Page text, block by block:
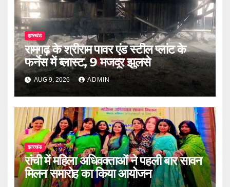
झारखंड
रामगढ़ के श्रीराम पावर एंड स्टील प्लांट के
फर्नेस में ब्लास्ट, 9 मजदूर झुलसे
AUG 9, 2026 ADMIN
झारखंड
रांची में महिला अधिवक्ताओं ने पहली बार सावन
मिलन समारोह का किया आयोजन